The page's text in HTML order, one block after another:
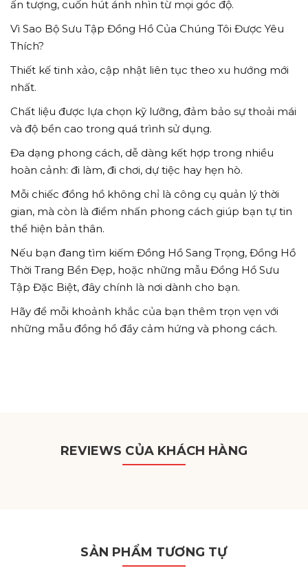
ấn tượng, cuốn hút ánh nhìn từ mọi góc độ.
Vì Sao Bộ Sưu Tập Đồng Hồ Của Chúng Tôi Được Yêu
Thích?
Thiết kế tinh xảo, cập nhật liên tục theo xu hướng mới
nhất.
Chất liệu được lựa chọn kỹ lưỡng, đảm bảo sự thoải mái
và độ bền cao trong quá trình sử dụng.
Đa dạng phong cách, dễ dàng kết hợp trong nhiều
hoàn cảnh: đi làm, đi chơi, dự tiệc hay hẹn hò.
Mỗi chiếc đồng hồ không chỉ là công cụ quản lý thời
gian, mà còn là điểm nhấn phong cách giúp bạn tự tin
thể hiện bản thân.
Nếu bạn đang tìm kiếm Đồng Hồ Sang Trọng, Đồng Hồ
Thời Trang Bền Đẹp, hoặc những mẫu Đồng Hồ Sưu
Tập Đặc Biệt, đây chính là nơi dành cho bạn.
Hãy để mỗi khoảnh khắc của bạn thêm trọn vẹn với
những mẫu đồng hồ đầy cảm hứng và phong cách.
REVIEWS CỦA KHÁCH HÀNG
SẢN PHẨM TƯƠNG TỰ